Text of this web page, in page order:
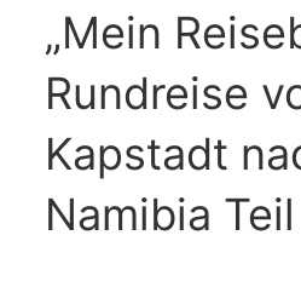
„Mein
Rundreise
Kapstadt
Namibia Teil